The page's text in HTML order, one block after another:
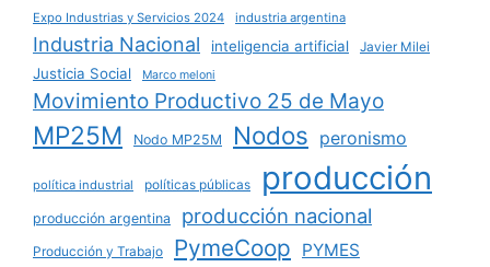
Expo Industrias y Servicios 2024 industria argentina
Industria Nacional inteligencia artificial Javier Milei
Justicia Social Marco meloni
Movimiento Productivo 25 de Mayo
MP25M Nodo MP25M Nodos peronismo
política industrial políticas públicas producción
producción argentina producción nacional
Producción y Trabajo PymeCoop PYMES